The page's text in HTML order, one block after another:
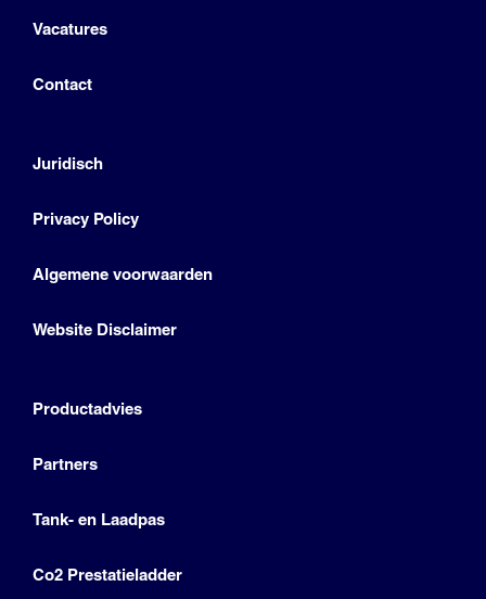
Vacatures
Contact
Juridisch
Privacy Policy
Algemene voorwaarden
Website Disclaimer
Productadvies
Partners
Tank- en Laadpas
Co2 Prestatieladder